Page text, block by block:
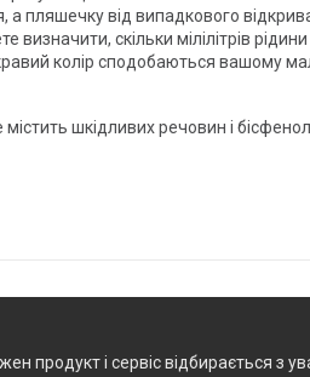
а пляшечку від випадкового
визначити, скільки мілілітрів
колір сподобаються вашому
містить шкідливих речовин і
продукт і сервіс відбирається з